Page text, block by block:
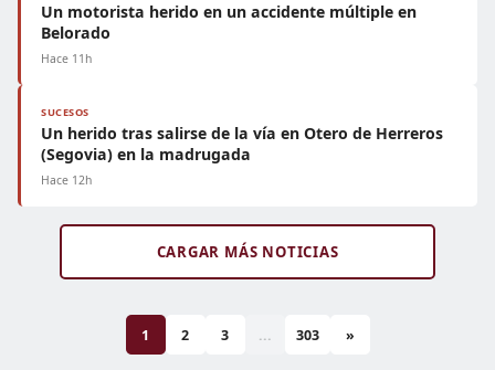
Un motorista herido en un accidente múltiple en
Belorado
Hace 11h
SUCESOS
Un herido tras salirse de la vía en Otero de Herreros
(Segovia) en la madrugada
Hace 12h
CARGAR MÁS NOTICIAS
1 2 3 ... 303 »